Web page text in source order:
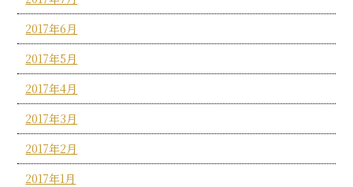
2017年6月
2017年5月
2017年4月
2017年3月
2017年2月
2017年1月